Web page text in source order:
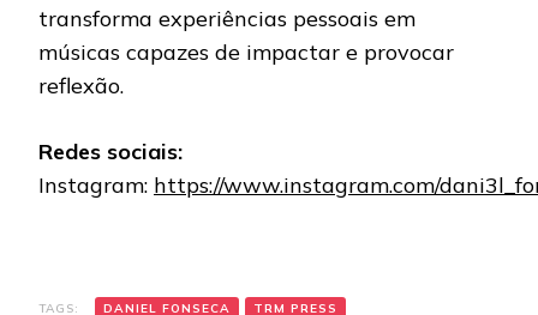
transforma experiências pessoais em
músicas capazes de impactar e provocar
reflexão.
Redes sociais:
Instagram: https://www.instagram.com/
TAGS: DANIEL FONSECA TRM PRESS